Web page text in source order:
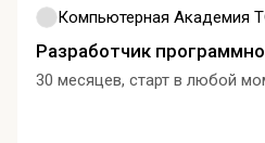
Компьютерная Академия
Разработчик
30 месяцев, старт в любой